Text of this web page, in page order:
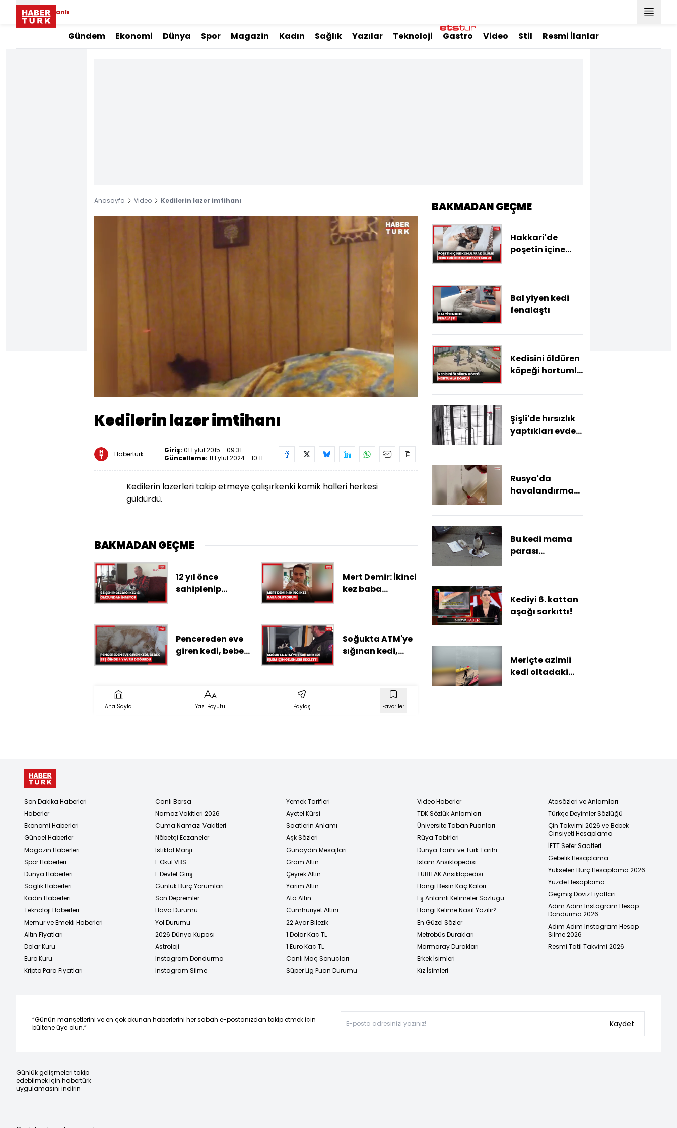
Canlı
Gündem Ekonomi Dünya Spor Magazin Kadın Sağlık Yazılar Teknoloji Gastro Video Stil Resmi İlanlar
Anasayfa Video Kedilerin lazer imtihanı
Aç
68.78%
Oynatma
Hızı
Kedilerin lazer imtihanı
Habertürk Giriş: 01 Eylül 2015 - 09:31
Güncelleme: 11 Eylül 2024 - 10:11
Kedilerin lazerleri takip etmeye çalışırkenki komik halleri herkesi
güldürdü.
BAKMADAN GEÇME
12 yıl önce
sahiplenip
gezdiği kedisi
inmiyor
Mert Demir: İkinci
kez baba
Pencereden eve
giren kedi, bebek
yavru doğurdu
Soğukta ATM'ye
sığınan kedi,
gelenleri bekletti
Ana Sayfa Yazı Boyutu Paylaş Favoriler
BAKMADAN GEÇME
Hakkari'de
poşetin içine
ölüme terk
kurtarıldı
Bal yiyen kedi
fenalaştı
Kedisini öldüren
köpeği hortumla
Şişli'de hırsızlık
yaptıkları evden
kaçtılar
Rusya'da
havalandırma
düşen yavru
kurtarıldı
Bu kedi mama
parası
kaldırımda
Kediyi 6. kattan
aşağı sarkıttı!
Meriçte azimli
kedi oltadaki
Son Dakika Haberleri
Haberler
Ekonomi Haberleri
Güncel Haberler
Magazin Haberleri
Spor Haberleri
Dünya Haberleri
Sağlık Haberleri
Kadın Haberleri
Teknoloji Haberleri
Memur ve Emekli Haberleri
Altın Fiyatları
Dolar Kuru
Euro Kuru
Kripto Para Fiyatları
Canlı Borsa
Namaz Vakitleri 2026
Cuma Namazı Vakitleri
Nöbetçi Eczaneler
İstiklal Marşı
E Okul VBS
E Devlet Giriş
Günlük Burç Yorumları
Son Depremler
Hava Durumu
Yol Durumu
2026 Dünya Kupası
Astroloji
Instagram Dondurma
Instagram Silme
Yemek Tarifleri
Ayetel Kürsi
Saatlerin Anlamı
Aşk Sözleri
Günaydın Mesajları
Gram Altın
Çeyrek Altın
Yarım Altın
Ata Altın
Cumhuriyet Altını
22 Ayar Bilezik
1 Dolar Kaç TL
1 Euro Kaç TL
Canlı Maç Sonuçları
Süper Lig Puan Durumu
Video Haberler
TDK Sözlük Anlamları
Üniversite Taban Puanları
Rüya Tabirleri
Dünya Tarihi ve Türk Tarihi
İslam Ansiklopedisi
TÜBİTAK Ansiklopedisi
Hangi Besin Kaç Kalori
Eş Anlamlı Kelimeler Sözlüğü
Hangi Kelime Nasıl Yazılır?
En Güzel Sözler
Metrobüs Durakları
Marmaray Durakları
Erkek İsimleri
Kız İsimleri
Atasözleri ve Anlamları
Türkçe Deyimler Sözlüğü
Çin Takvimi 2026 ve Bebek
Cinsiyeti Hesaplama
İETT Sefer Saatleri
Gebelik Hesaplama
Yükselen Burç Hesaplama 2026
Yüzde Hesaplama
Geçmiş Döviz Fiyatları
Adım Adım Instagram Hesap
Dondurma 2026
Adım Adım Instagram Hesap
Silme 2026
Resmi Tatil Takvimi 2026
“Günün manşetlerini ve en çok okunan haberlerini her sabah e-postanızdan takip etmek için
bültene üye olun.”
Kaydet
Günlük gelişmeleri takip
edebilmek için habertürk
uygulamasını indirin